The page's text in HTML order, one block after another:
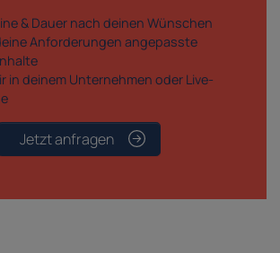
& Dauer nach deinen Wünschen
Anforderungen angepasste
in deinem Unternehmen oder Live-
Jetzt anfragen